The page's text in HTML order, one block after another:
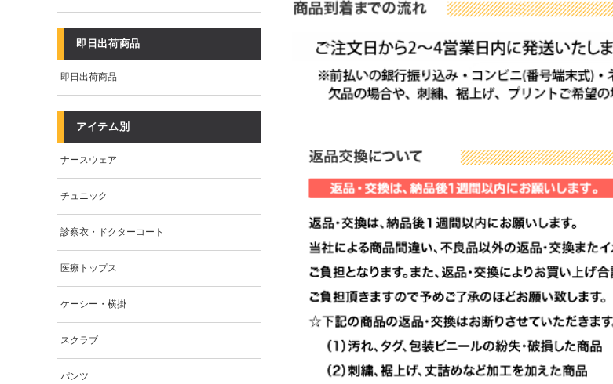
即日出荷商品
即日出荷商品
アイテム別
ナースウェア
チュニック
診察衣・ドクターコート
医療トップス
ケーシー・横掛
スクラブ
パンツ